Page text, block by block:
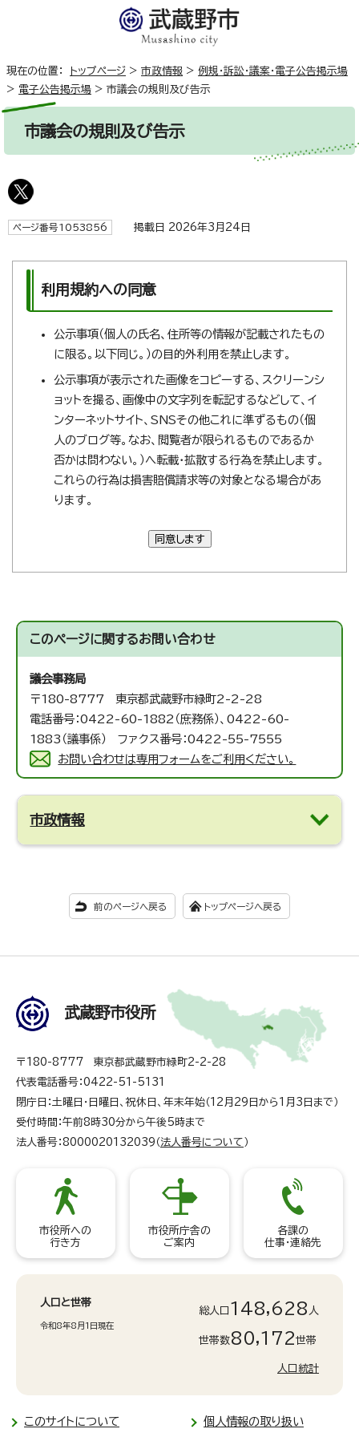
現在の位置： トップページ > 市政情報 > 例規・訴訟・議案・電子公告掲示場
> 電子公告掲示場 > 市議会の規則及び告示
市議会の規則及び告示
ページ番号1053856 掲載日 2026年3月24日
利用規約への同意
公示事項（個人の氏名、住所等の情報が記載されたもの
に限る。以下同じ。）の目的外利用を禁止します。
公示事項が表示された画像をコピーする、スクリーンシ
ョットを撮る、画像中の文字列を転記するなどして、イ
ンターネットサイト、SNSその他これに準ずるもの（個
人のブログ等。なお、閲覧者が限られるものであるか
否かは問わない。）へ転載・拡散する行為を禁止します。
これらの行為は損害賠償請求等の対象となる場合があ
ります。
同意します
このページに関するお問い合わせ
議会事務局
〒180-8777 東京都武蔵野市緑町2-2-28
電話番号：0422-60-1882（庶務係）、0422-60-
1883（議事係） ファクス番号：0422-55-7555
お問い合わせは専用フォームをご利用ください。
市政情報
前のページへ戻る トップページへ戻る
武蔵野市役所
〒180-8777 東京都武蔵野市緑町2-2-28
代表電話番号：0422-51-5131
閉庁日：土曜日・日曜日、祝休日、年末年始（12月29日から1月3日まで）
受付時間：午前8時30分から午後5時まで
法人番号：8000020132039（ 法人番号について ）
市役所への
行き方
市役所庁舎の
ご案内
各課の
仕事・連絡先
人口と世帯
令和8年8月1日現在
総人口 148,628 人
世帯数80,172世帯
人口統計
このサイトについて 個人情報の取り扱い